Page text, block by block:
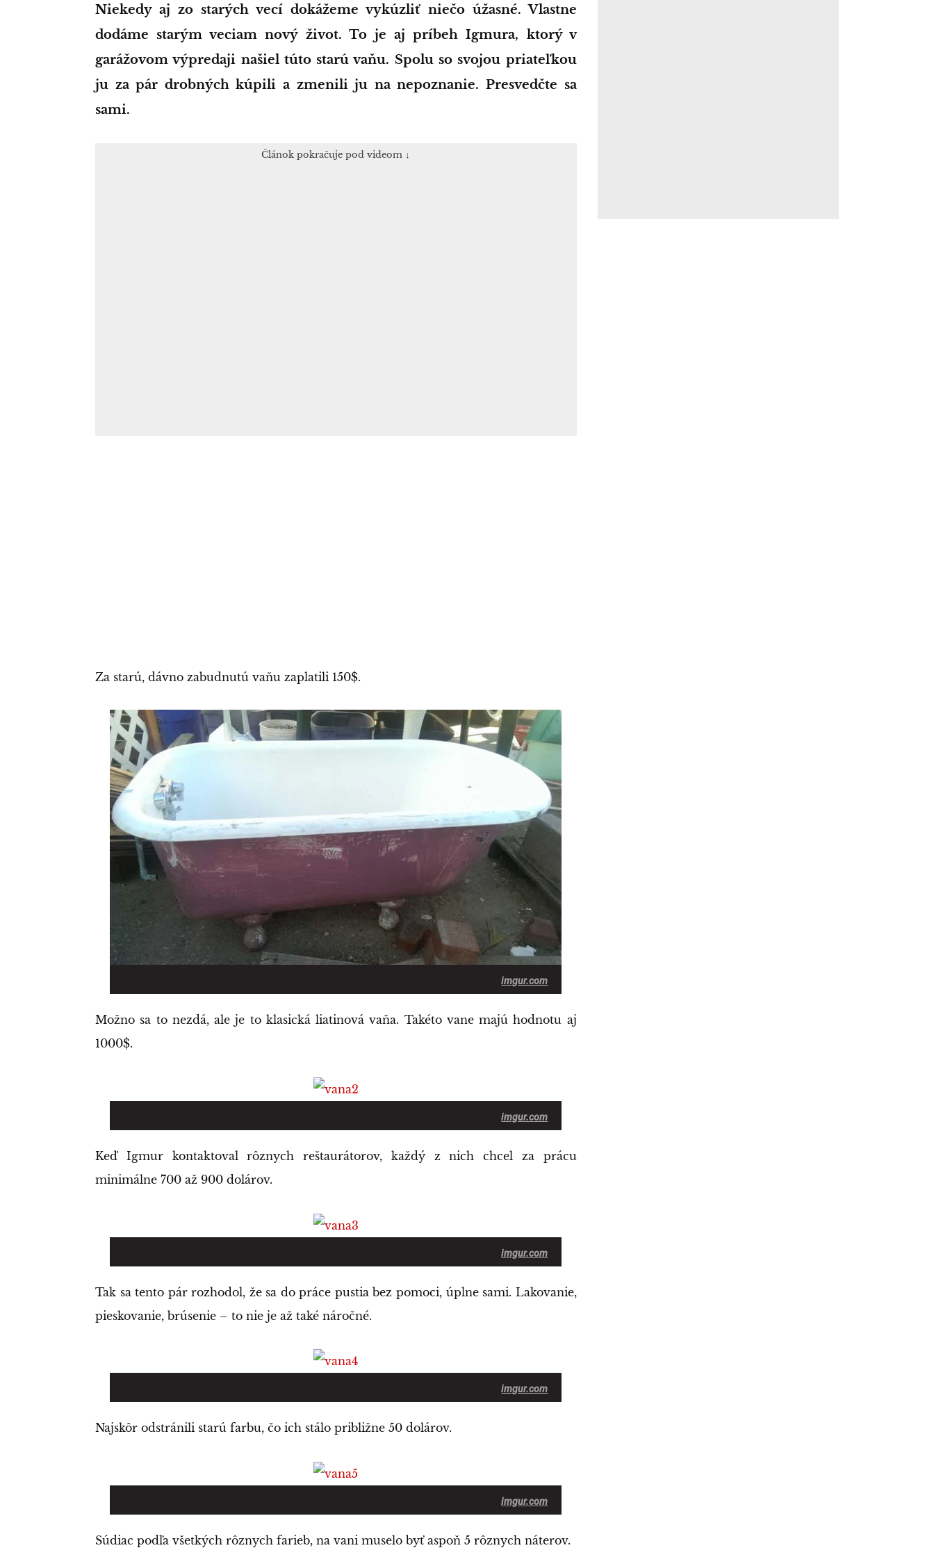
Niekedy aj zo starých vecí dokážeme vykúzliť niečo úžasné. Vlastne
dodáme starým veciam nový život. To je aj príbeh Igmura, ktorý v
garážovom výpredaji našiel túto starú vaňu. Spolu so svojou priateľkou
ju za pár drobných kúpili a zmenili ju na nepoznanie. Presvedčte sa
sami.
Článok pokračuje pod videom ↓
Za starú, dávno zabudnutú vaňu zaplatili 150$.
imgur.com
Možno sa to nezdá, ale je to klasická liatinová vaňa. Takéto vane majú hodnotu aj
1000$.
imgur.com
Keď Igmur kontaktoval rôznych reštaurátorov, každý z nich chcel za prácu
minimálne 700 až 900 dolárov.
imgur.com
Tak sa tento pár rozhodol, že sa do práce pustia bez pomoci, úplne sami. Lakovanie,
pieskovanie, brúsenie – to nie je až také náročné.
imgur.com
Najskôr odstránili starú farbu, čo ich stálo približne 50 dolárov.
imgur.com
Súdiac podľa všetkých rôznych farieb, na vani muselo byť aspoň 5 rôznych náterov.